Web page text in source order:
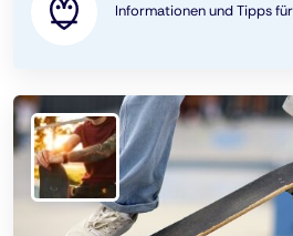
Informationen und Tipps